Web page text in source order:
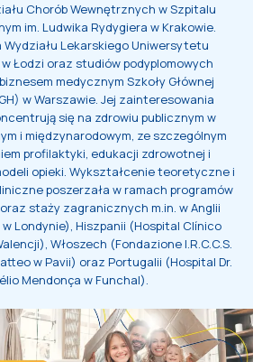
Chorób Wewnętrznych w Szpitalu
im. Ludwika Rydygiera w Krakowie.
Wydziału Lekarskiego Uniwersytetu
Łodzi oraz studiów podyplomowych
medycznym Szkoły Głównej
w Warszawie. Jej zainteresowania
się na zdrowiu publicznym w
i międzynarodowym, ze szczególnym
profilaktyki, edukacji zdrowotnej i
opieki. Wykształcenie teoretyczne i
poszerzała w ramach programów
staży zagranicznych m.in. w Anglii
w Londynie), Hiszpanii (Hospital Clínico
Włoszech (Fondazione I.R.C.C.S.
w Pavii) oraz Portugalii (Hospital Dr.
Mendonça w Funchal).